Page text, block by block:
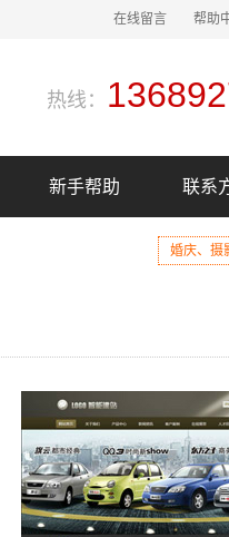
在线留言 帮助
热线：
新手帮助 联系
婚庆、摄